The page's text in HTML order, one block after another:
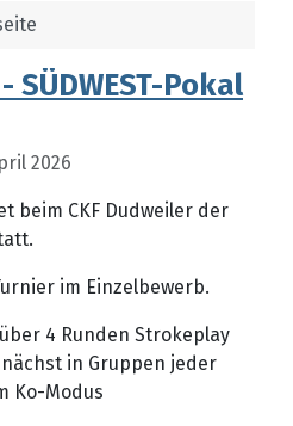
Pokal
2026
beim CKF Dudweiler der
im Einzelbewerb.
4 Runden Strokeplay
in Gruppen jeder
Ko-Modus